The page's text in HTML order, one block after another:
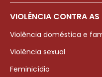
VIOLÊNCIA CONTRA AS
Violência doméstica e
Violência sexual
Feminicídio